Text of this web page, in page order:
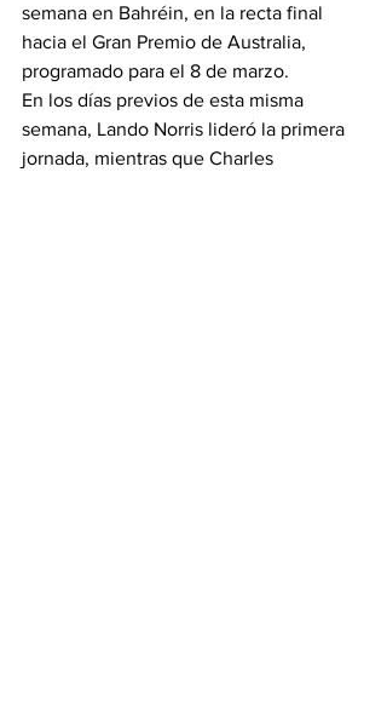
semana en Bahréin, en la recta final
hacia el Gran Premio de Australia,
programado para el 8 de marzo.
En los días previos de esta misma
semana, Lando Norris lideró la primera
jornada, mientras que Charles